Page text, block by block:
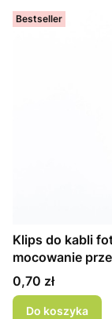
Bestseller
Klips do kabli
mocowanie
Cena
0,70 zł
Do koszyka